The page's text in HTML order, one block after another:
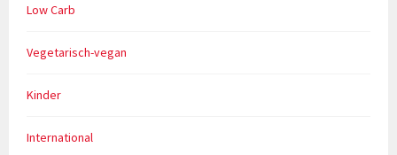
Low Carb
Vegetarisch-vegan
Kinder
International